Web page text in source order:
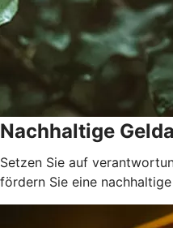
Nachhaltige
Setzen Sie auf
fördern Sie eine